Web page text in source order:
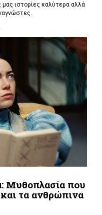
ιστορίες καλύτερα αλλά
Μυθοπλασία που
τα ανθρώπινα